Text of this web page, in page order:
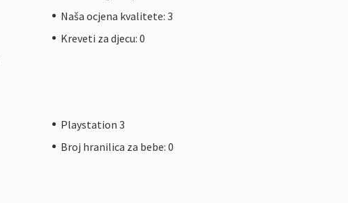
Naša ocjena kvalitete: 3
Kreveti za djecu: 0
Playstation 3
Broj hranilica za bebe: 0